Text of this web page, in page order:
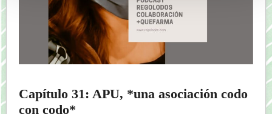
Capítulo 31: APU, *una asociación codo
con codo*